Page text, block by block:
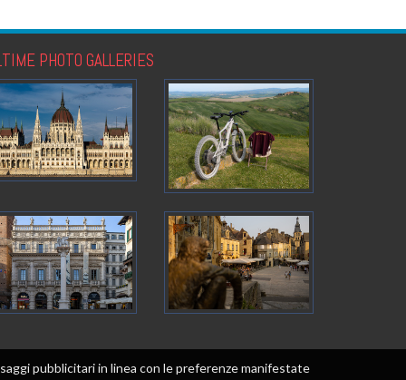
PHOTO GALLERIES
pubblicitari in linea con le preferenze manifestate